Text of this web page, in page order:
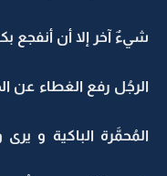
شيءٌ آخر إلا أن أنفجع
الرجُل رفع الغطاء عن
المُحمَّرة الباكية و يرى